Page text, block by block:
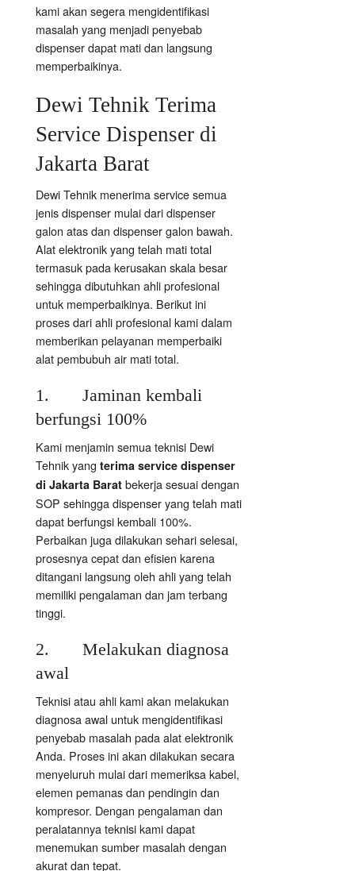
kami akan segera mengidentifikasi
masalah yang menjadi penyebab
dispenser dapat mati dan langsung
memperbaikinya.
Dewi Tehnik Terima
Service Dispenser di
Jakarta Barat
Dewi Tehnik menerima service semua
jenis dispenser mulai dari dispenser
galon atas dan dispenser galon bawah.
Alat elektronik yang telah mati total
termasuk pada kerusakan skala besar
sehingga dibutuhkan ahli profesional
untuk memperbaikinya. Berikut ini
proses dari ahli profesional kami dalam
memberikan pelayanan memperbaiki
alat pembubuh air mati total.
1. Jaminan kembali
berfungsi 100%
Kami menjamin semua teknisi Dewi
Tehnik yang terima service dispenser
di Jakarta Barat bekerja sesuai dengan
SOP sehingga dispenser yang telah mati
dapat berfungsi kembali 100%.
Perbaikan juga dilakukan sehari selesai,
prosesnya cepat dan efisien karena
ditangani langsung oleh ahli yang telah
memiliki pengalaman dan jam terbang
tinggi.
2. Melakukan diagnosa
awal
Teknisi atau ahli kami akan melakukan
diagnosa awal untuk mengidentifikasi
penyebab masalah pada alat elektronik
Anda. Proses ini akan dilakukan secara
menyeluruh mulai dari memeriksa kabel,
elemen pemanas dan pendingin dan
kompresor. Dengan pengalaman dan
peralatannya teknisi kami dapat
menemukan sumber masalah dengan
akurat dan tepat.